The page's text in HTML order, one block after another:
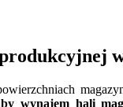
wynajem hali